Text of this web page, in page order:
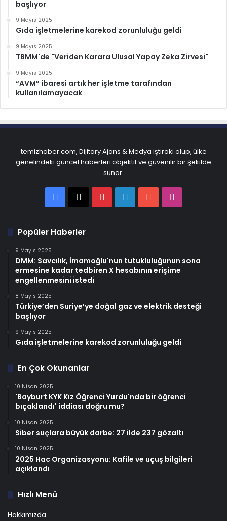
başlıyor
9 Mayıs 2025
Gıda işletmelerine karekod zorunluluğu geldi
9 Mayıs 2025
TBMM'de "Veriden Karara Ulusal Yapay Zeka Zirvesi"
9 Mayıs 2025
“AVM” ibaresi artık her işletme tarafından
kullanılamayacak
temizhaber.com, Dijitary Ajans & Medya iştiraki olup, ülke
genelindeki güncel haberleri objektif ve güvenilir bir şekilde
sunar.
Facebook
X PinterestLinkedInYouTube
Popüler Haberler
9 Mayıs 2025
DMM: Savcılık, İmamoğlu'nun tutukluluğunun sona
ermesine kadar tedbiren X hesabının erişime
engellenmesini istedi
8 Mayıs 2025
Türkiye’den Suriye’ye doğal gaz ve elektrik desteği
başlıyor
9 Mayıs 2025
Gıda işletmelerine karekod zorunluluğu geldi
En Çok Okunanlar
10 Nisan 2025
'Bayburt KYK Kız Öğrenci Yurdu'nda bir öğrenci
bıçaklandı' iddiası doğru mu?
10 Nisan 2025
Siber suçlara büyük darbe: 27 ilde 237 gözaltı
10 Nisan 2025
2025 Hac Organizasyonu: Kafile ve uçuş bilgileri
açıklandı
Hızlı Menü
Hakkımızda